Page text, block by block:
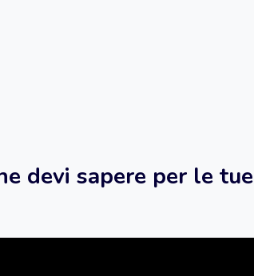
devi sapere per le tue